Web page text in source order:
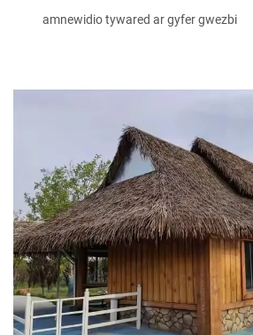
amnewidio tywared ar gyfer gwezbi